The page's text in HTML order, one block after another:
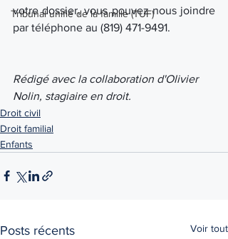
Tribunal unifié de la famille (TUF)
votre dossier, vous pouvez nous joindre
par téléphone au (819) 471-9491.
Rédigé avec la collaboration d'Olivier
Nolin, stagiaire en droit.
Droit civil
Droit familial
Enfants
Posts récents Voir tout